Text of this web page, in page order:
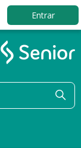
Entrar